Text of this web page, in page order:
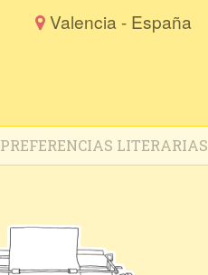
Valencia - España
PREFERENCIAS LITERARIAS